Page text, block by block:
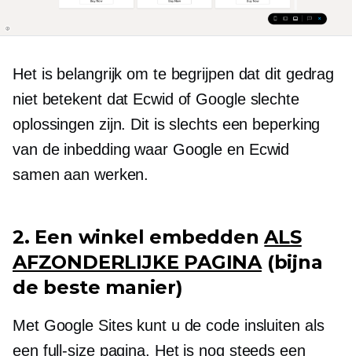
Het is belangrijk om te begrijpen dat dit gedrag
niet betekent dat Ecwid of Google slechte
oplossingen zijn. Dit is slechts een beperking
van de inbedding waar Google en Ecwid
samen aan werken.
2. Een winkel embeddenALS
AFZONDERLIJKE PAGINA(bijna
de beste manier)
Met Google Sites kunt u de code insluiten als
een full-sizepagina. Het is nog steeds een